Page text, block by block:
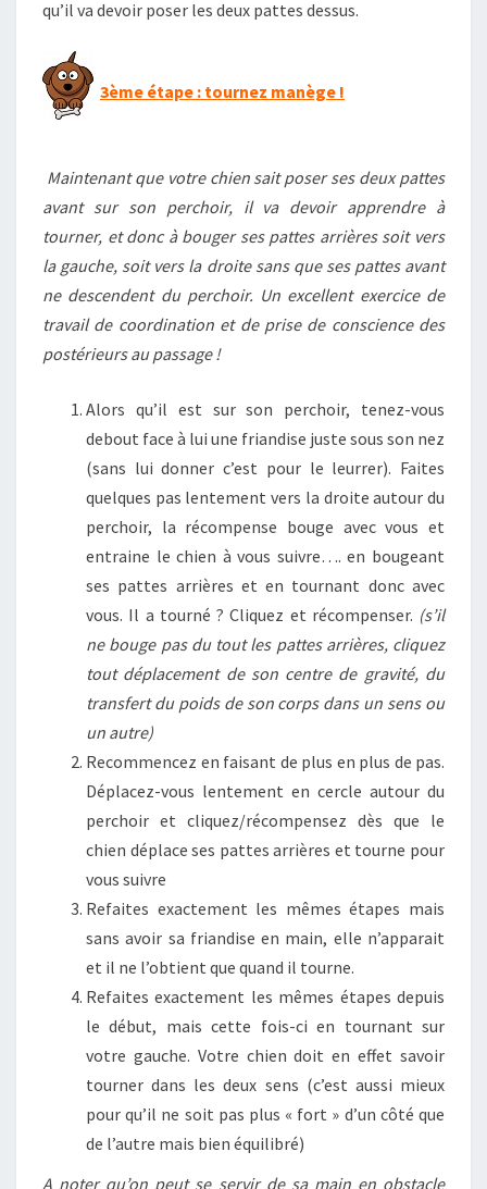
qu’il va devoir poser les deux pattes dessus.
3ème étape : tournez manège !
Maintenant que votre chien sait poser ses deux pattes
avant sur son perchoir, il va devoir apprendre à
tourner, et donc à bouger ses pattes arrières soit vers
la gauche, soit vers la droite sans que ses pattes avant
ne descendent du perchoir. Un excellent exercice de
travail de coordination et de prise de conscience des
postérieurs au passage !
Alors qu’il est sur ​​son perchoir, tenez-vous
debout face à lui une friandise juste sous son nez
(sans lui donner c’est pour le leurrer). Faites
quelques pas lentement vers la droite autour du
perchoir, la récompense bouge avec vous et
entraine le chien à vous suivre…. en bougeant
ses pattes arrières et en tournant donc avec
vous. Il a tourné ? Cliquez et récompenser. (s’il
ne bouge pas du tout les pattes arrières, cliquez
tout déplacement de son centre de gravité, du
transfert du poids de son corps dans un sens ou
un autre)
Recommencez en faisant de plus en plus de pas.
Déplacez-vous lentement en cercle autour du
perchoir et cliquez/récompensez dès que le
chien déplace ses pattes arrières et tourne pour
vous suivre
Refaites exactement les mêmes étapes mais
sans avoir sa friandise en main, elle n’apparait
et il ne l’obtient que quand il tourne.
Refaites exactement les mêmes étapes depuis
le début, mais cette fois-ci en tournant sur
votre gauche. Votre chien doit en effet savoir
tourner dans les deux sens (c’est aussi mieux
pour qu’il ne soit pas plus « fort » d’un côté que
de l’autre mais bien équilibré)
A noter qu’on peut se servir de sa main en obstacle